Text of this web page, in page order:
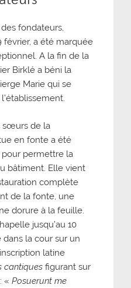
fondateurs,
février, a été marquée
A la fin de la
Birklé a béni la
Marie qui se
sœurs de la
en fonte a été
permettre la
bâtiment. Elle vient
complète
de la fonte, une
dorure à la feuille.
jusqu’au 10
la cour sur un
latine
cantiques figurant sur
« Posuerunt me